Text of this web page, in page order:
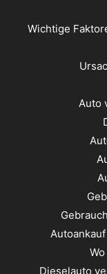
Wichtige
Auto
Dieselauto